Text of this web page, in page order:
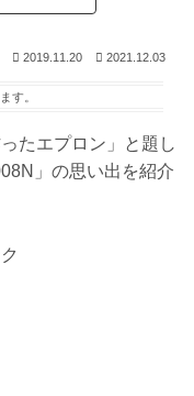
2019.11.20 2021.12.03
す。
たエプロン」と題し
」の思い出を紹介